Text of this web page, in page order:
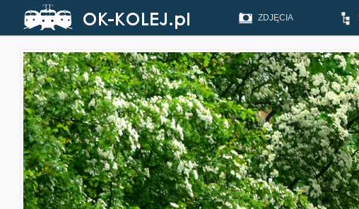
ZDJĘCIA